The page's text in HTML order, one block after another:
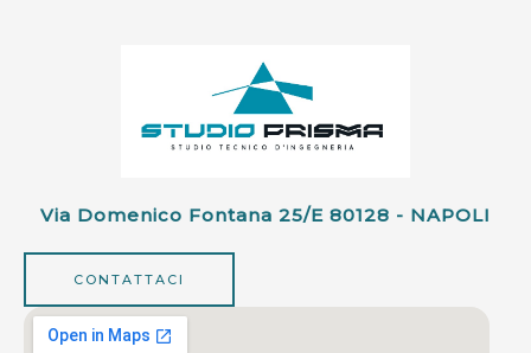
Via Domenico Fontana 25/e 80128 - NAPOLI
CONTATTACI